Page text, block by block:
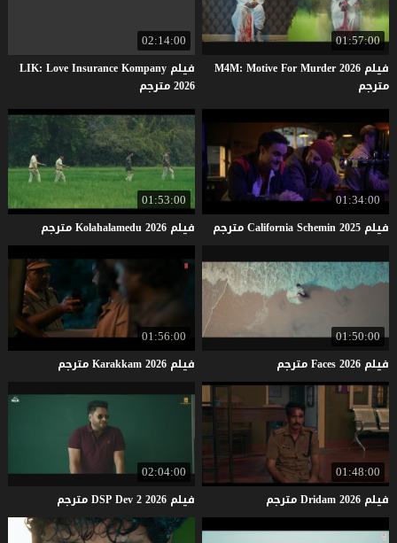
01:57:00
فيلم M4M: Motive For Murder 2026
مترجم
02:14:00
فيلم LIK: Love Insurance Kompany
2026 مترجم
01:34:00
فيلم CaliforniaSchemin2025 مترجم
01:53:00
فيلم Kolahalamedu2026 مترجم
01:50:00
فيلم Faces2026 مترجم
01:56:00
فيلم Karakkam2026 مترجم
01:48:00
فيلم Dridam2026 مترجم
02:04:00
فيلم DSPDev22026 مترجم